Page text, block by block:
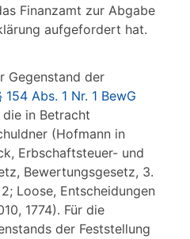
Finanzamt zur Abgabe
aufgefordert hat.
Gegenstand der
154 Abs. 1 Nr. 1 BewG
in Betracht
(Hofmann in
Erbschaftsteuer- und
Bewertungsgesetz, 3.
2; Loose, Entscheidungen
1774). Für die
der Feststellung